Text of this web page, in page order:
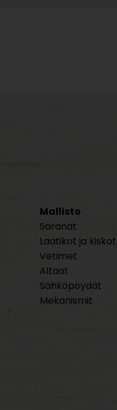
Mallisto
Saranat
Laatikot ja kiskot
Vetimet
Altaat
Sähköpöydät
Mekanismit